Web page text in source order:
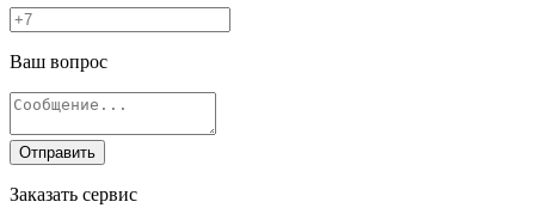
Ваш вопрос
Отправить
Заказать сервис